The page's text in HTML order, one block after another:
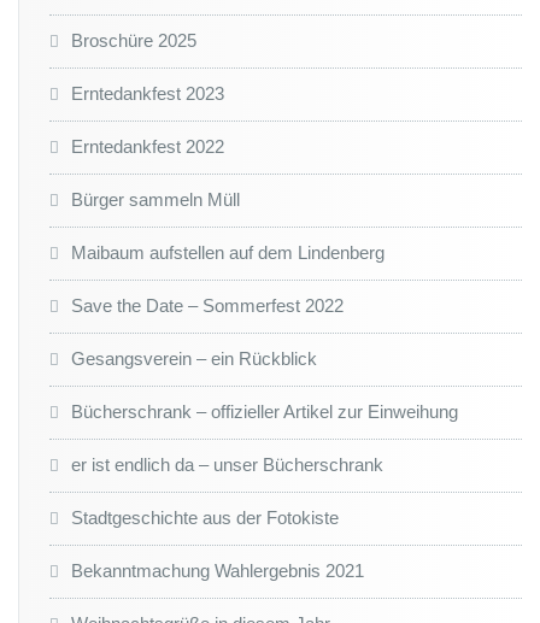
Broschüre 2025
Erntedankfest 2023
Erntedankfest 2022
Bürger sammeln Müll
Maibaum aufstellen auf dem Lindenberg
Save the Date – Sommerfest 2022
Gesangsverein – ein Rückblick
Bücherschrank – offizieller Artikel zur Einweihung
er ist endlich da – unser Bücherschrank
Stadtgeschichte aus der Fotokiste
Bekanntmachung Wahlergebnis 2021